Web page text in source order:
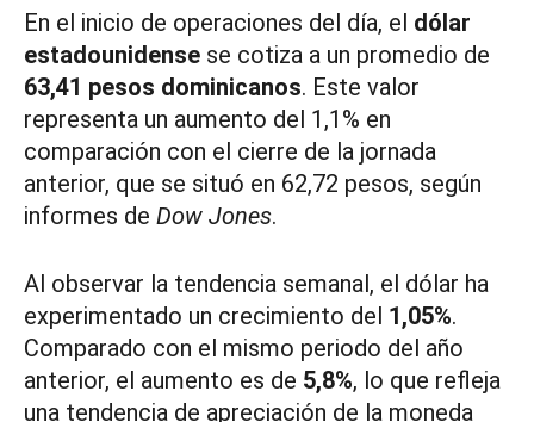
En el inicio de operaciones del día, el dólar
estadounidense se cotiza a un promedio de
63,41 pesos dominicanos. Este valor
representa un aumento del 1,1% en
comparación con el cierre de la jornada
anterior, que se situó en 62,72 pesos, según
informes de Dow Jones.
Al observar la tendencia semanal, el dólar ha
experimentado un crecimiento del 1,05%.
Comparado con el mismo periodo del año
anterior, el aumento es de 5,8%, lo que refleja
una tendencia de apreciación de la moneda